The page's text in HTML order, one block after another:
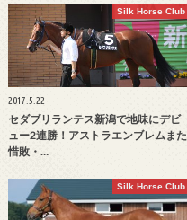
Silk Horse Club
2017.5.22
セダブリランテス新潟で地味にデビ
ュー2連勝！アストラエンブレムまた
惜敗・…
Silk Horse Club